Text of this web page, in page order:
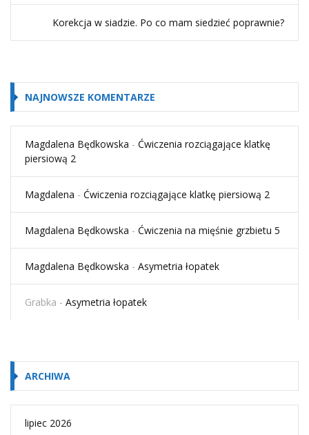
Korekcja w siadzie. Po co mam siedzieć poprawnie?
NAJNOWSZE KOMENTARZE
Magdalena Będkowska - Ćwiczenia rozciągające klatkę
piersiową 2
Magdalena - Ćwiczenia rozciągające klatkę piersiową 2
Magdalena Będkowska - Ćwiczenia na mięśnie grzbietu 5
Magdalena Będkowska - Asymetria łopatek
Grabka - Asymetria łopatek
ARCHIWA
lipiec 2026